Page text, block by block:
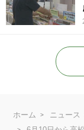
ホーム ニュース